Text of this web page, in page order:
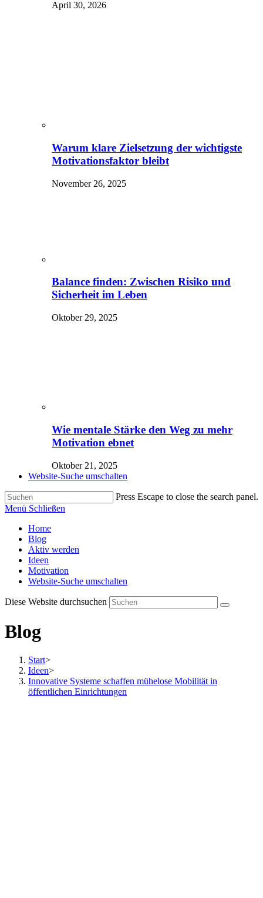
April 30, 2026
Warum klare Zielsetzung der wichtigste
Motivationsfaktor bleibt
November 26, 2025
Balance finden: Zwischen Risiko und
Sicherheit im Leben
Oktober 29, 2025
Wie mentale Stärke den Weg zu mehr
Motivation ebnet
Oktober 21, 2025
Website-Suche umschalten
Press Escape to close the search panel.
Menü Schließen
Home
Blog
Aktiv werden
Ideen
Motivation
Website-Suche umschalten
Diese Website durchsuchen
Blog
Start>
Ideen>
Innovative Systeme schaffen mühelose Mobilität in
öffentlichen Einrichtungen